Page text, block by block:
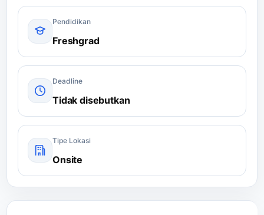
Pendidikan
Freshgrad
Deadline
Tidak disebutkan
Tipe Lokasi
Onsite